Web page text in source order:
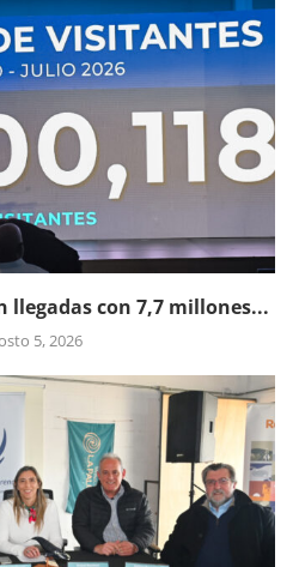
llegadas con 7,7 millones...
5, 2026